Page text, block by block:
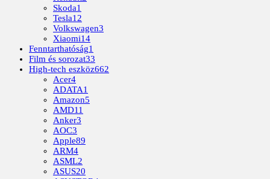
Skoda1
Tesla12
Volkswagen3
Xiaomi14
Fenntarthatóság1
Film és sorozat33
High-tech eszköz662
Acer4
ADATA1
Amazon5
AMD11
Anker3
AOC3
Apple89
ARM4
ASML2
ASUS20